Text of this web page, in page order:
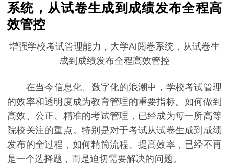
系统，从试卷生成到成绩发布全程高
效管控
增强学校考试管理能力，大学Ai阅卷系统，从试卷生
成到成绩发布全程高效管控
在当今信息化、数字化的浪潮中，学校考试管理
的效率和透明度成为教育管理的重要指标。如何做到
高效、公正、精准的考试管理，已经成为每一所高等
院校关注的重点。特别是对于考试从试卷生成到成绩
发布的全过程，如何精简流程、提高效率，已经不再
是一个选择题，而是迫切需要解决的问题。